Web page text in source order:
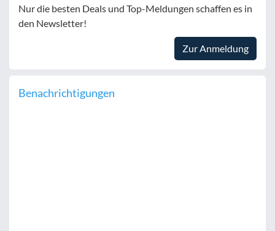
Nur die besten Deals und Top-Meldungen schaffen es in
den Newsletter!
Zur Anmeldung
Benachrichtigungen